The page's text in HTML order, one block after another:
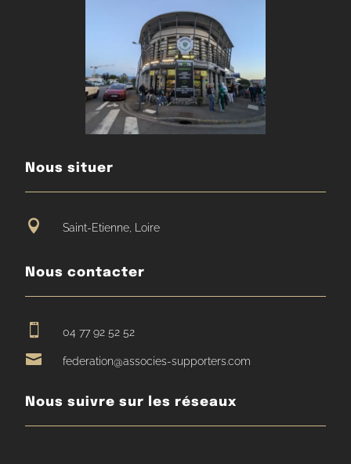
Nous situer
 Saint-Etienne, Loire
Nous contacter
 04 77 92 52 52
 federation@associes-supporters.com
Nous suivre sur les réseaux